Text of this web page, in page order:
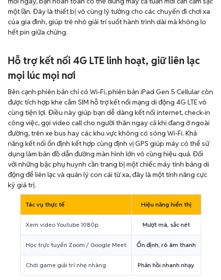
một lần. Đây là thiết bị vô cùng lý tưởng cho các chuyến đi chơi xa
của gia đình, giúp trẻ nhỏ giải trí suốt hành trình dài mà không lo
hết pin giữa chừng.
Hỗ trợ kết nối 4G LTE linh hoạt, giữ liên lạc
mọi lúc mọi nơi
Bên cạnh phiên bản chỉ có Wi-Fi, phiên bản iPad Gen 5 Cellular còn
được tích hợp khe cắm SIM hỗ trợ kết nối mạng di động 4G LTE vô
cùng tiện lợi. Điều này giúp bạn dễ dàng kết nối internet, check-in
công việc, gọi video call cho người thân ngay cả khi đang ở ngoài
đường, trên xe bus hay các khu vực không có sóng Wi-Fi. Khả
năng kết nối ổn định kết hợp cùng định vị GPS giúp máy có thể sử
dụng làm bản đồ dẫn đường màn hình lớn vô cùng hiệu quả. Đối
với những bậc phụ huynh cần trang bị một chiếc máy tính bảng di
động để liên lạc và quản lý con cái từ xa, đây là một tính năng cực
kỳ giá trị.
Tác vụ thực tế Hiệu năng hiển thị
Xem video Youtube 1080p Mượt mà, sắc nét
Học trực tuyến Zoom / Google Meet Ổn định, rõ âm thanh
Chơi game giải trí nhẹ nhàng Phản hồi nhanh nhạy